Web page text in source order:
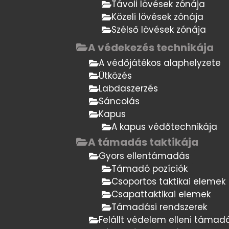
Távoli lövések zónája
Közeli lövések zónája
Szélső lövések zónája
A védekezés technikája
A védőjátékos alaphelyzete
Ütközés
Labdaszerzés
Sáncolás
Kapus
A kapus védőtechnikája
A támadás taktikája
Gyors ellentámadás
Támadó pozíciók
Csoportos taktikai elemek
Csapattaktikai elemek
Támadási rendszerek
Felállt védelem elleni